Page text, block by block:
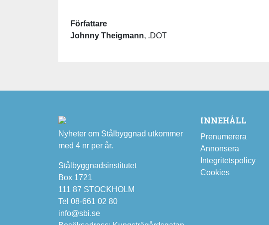
Författare
Johnny Theigmann, .DOT
Nyheter om Stålbyggnad utkommer
med 4 nr per år.
Stålbyggnadsinstitutet
Box 1721
111 87 STOCKHOLM
Tel 08-661 02 80
info@sbi.se
INNEHÅLL
Prenumerera
Annonsera
Integritetspolicy
Cookies